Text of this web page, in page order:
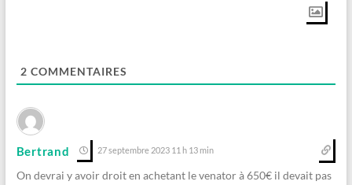
2 COMMENTAIRES
Bertrand 27 septembre 2023 11 h 13 min
On devrai y avoir droit en achetant le venator à 650€ il devait pas